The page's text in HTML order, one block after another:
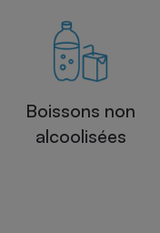
Boissons non
alcoolisées